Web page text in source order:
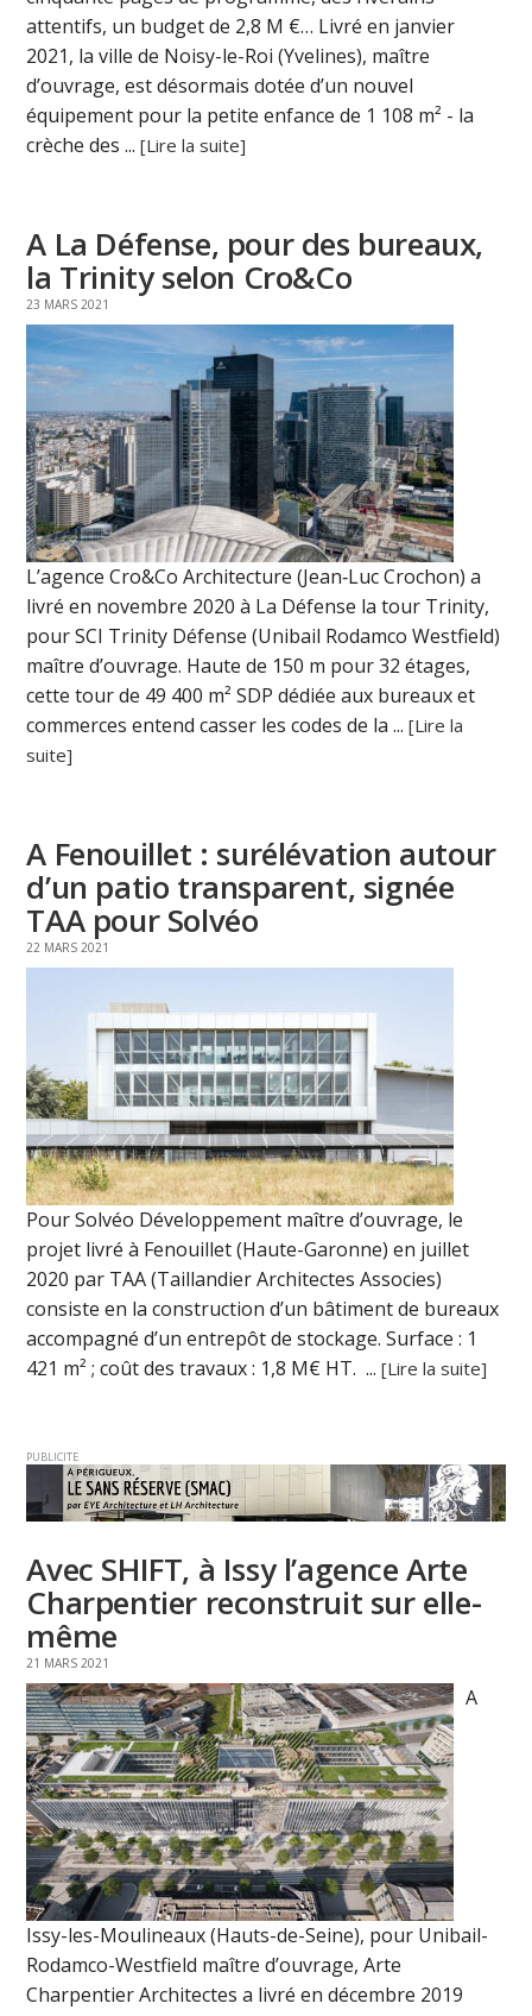
attentifs, un budget de 2,8 M €… Livré en janvier
2021, la ville de Noisy-le-Roi (Yvelines), maître
d’ouvrage, est désormais dotée d’un nouvel
équipement pour la petite enfance de 1 108 m² - la
crèche des ...[Lire la suite]
A La Défense, pour des bureaux,
la Trinity selon Cro&Co
23 MARS 2021
L’agence Cro&Co Architecture (Jean‑Luc Crochon) a
livré en novembre 2020 à La Défense la tour Trinity,
pour SCI Trinity Défense (Unibail Rodamco Westfield)
maître d’ouvrage. Haute de 150 m pour 32 étages,
cette tour de 49 400 m² SDP dédiée aux bureaux et
commerces entend casser les codes de la ...[Lire la
suite]
A Fenouillet : surélévation autour
d’un patio transparent, signée
TAA pour Solvéo
22 MARS 2021
Pour Solvéo Développement maître d’ouvrage, le
projet livré à Fenouillet (Haute-Garonne) en juillet
2020 par TAA (Taillandier Architectes Associes)
consiste en la construction d’un bâtiment de bureaux
accompagné d’un entrepôt de stockage. Surface : 1
421 m² ; coût des travaux : 1,8 M€ HT. ...[Lire la suite]
PUBLICITE
Avec SHIFT, à Issy l’agence Arte
Charpentier reconstruit sur elle-
même
21 MARS 2021
A
Issy-les-Moulineaux (Hauts-de-Seine), pour Unibail-
Rodamco-Westfield maître d’ouvrage, Arte
Charpentier Architectes a livré en décembre 2019